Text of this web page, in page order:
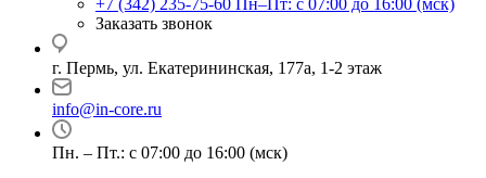
+7 (342) 235-75-60 Пн–Пт: с 07:00 до 16:00 (мск)
Заказать звонок
г. Пермь, ул. ​Екатерининская, 177а, ​1-2 этаж
info@in-core.ru
Пн. – Пт.: с 07:00 до 16:00 (мск)